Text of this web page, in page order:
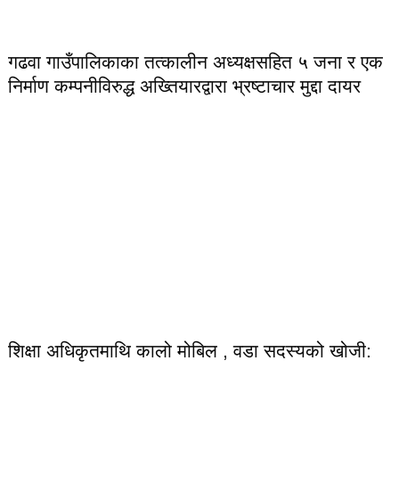
गढवा गाउँपालिकाका तत्कालीन अध्यक्षसहित ५ जना र एक
निर्माण कम्पनीविरुद्ध अख्तियारद्वारा भ्रष्टाचार मुद्दा दायर
शिक्षा अधिकृतमाथि कालो मोबिल , वडा सदस्यको खोजी: